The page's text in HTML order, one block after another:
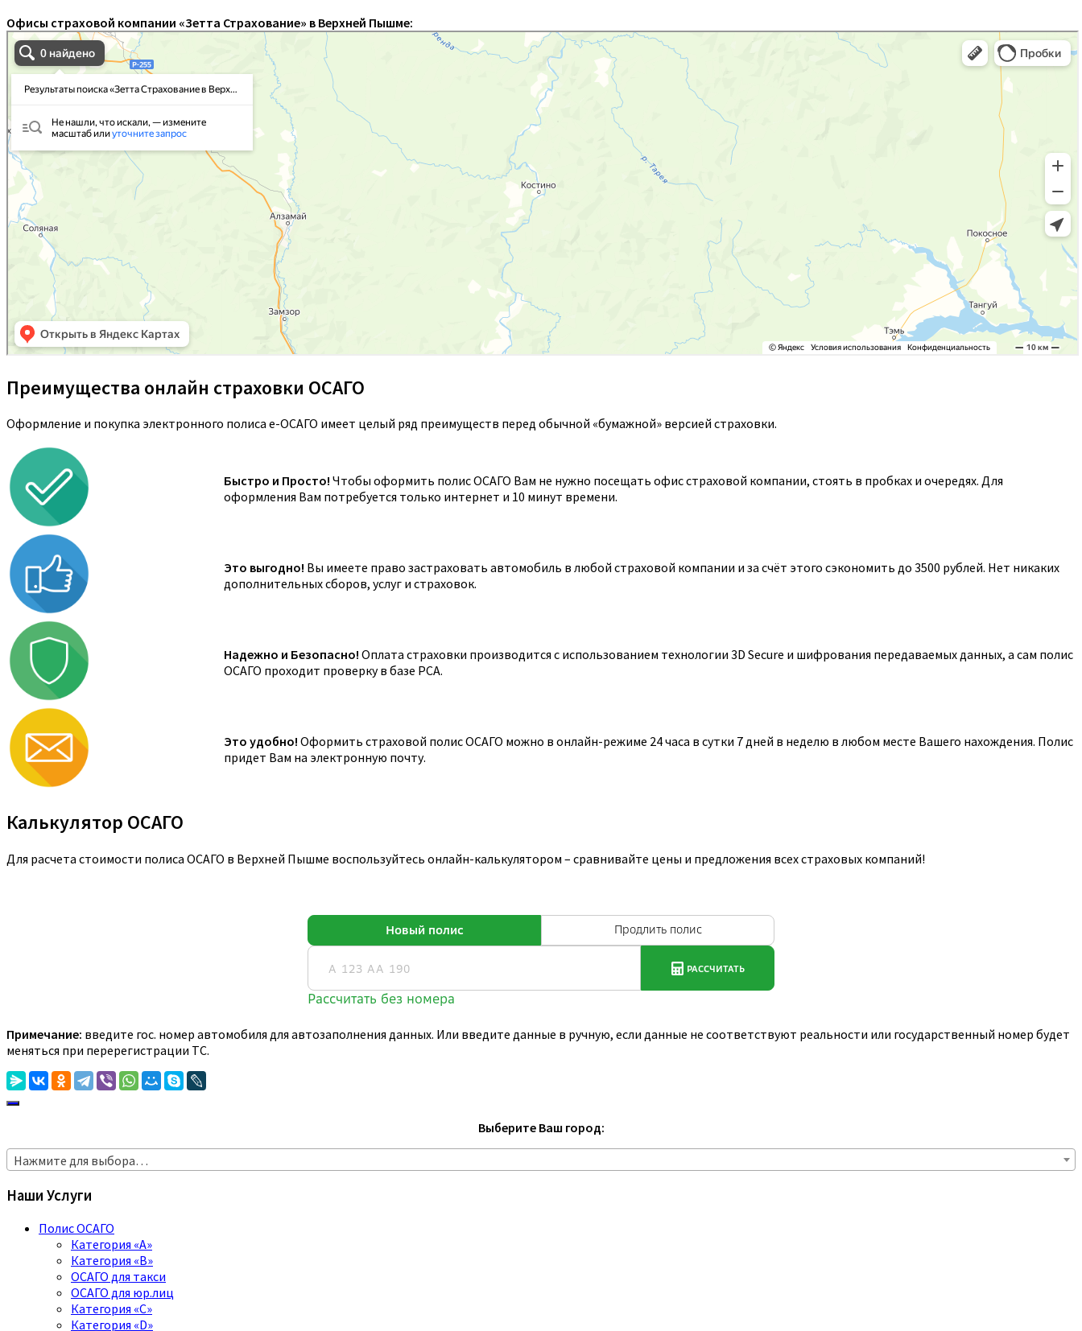
Офисы страховой компании «Зетта Страхование» в Верхней Пышме:
Преимущества онлайн страховки ОСАГО
Оформление и покупка электронного полиса е-ОСАГО имеет целый ряд преимуществ перед обычной «бумажной» версией страховки.
Быстро и Просто! Чтобы оформить полис ОСАГО Вам не нужно посещать офис страховой компании, стоять в пробках и очередях. Для
оформления Вам потребуется только интернет и 10 минут времени.
Это выгодно! Вы имеете право застраховать автомобиль в любой страховой компании и за счёт этого сэкономить до 3500 рублей. Нет никаких
дополнительных сборов, услуг и страховок.
Надежно и Безопасно! Оплата страховки производится с использованием технологии 3D Secure и шифрования передаваемых данных, а сам полис
ОСАГО проходит проверку в базе РСА.
Это удобно! Оформить страховой полис ОСАГО можно в онлайн-режиме 24 часа в сутки 7 дней в неделю в любом месте Вашего нахождения. Полис
придет Вам на электронную почту.
Калькулятор ОСАГО
Для расчета стоимости полиса ОСАГО в Верхней Пышме воспользуйтесь онлайн-калькулятором – сравнивайте цены и предложения всех страховых компаний!
Примечание: введите гос. номер автомобиля для автозаполнения данных. Или введите данные в ручную, если данные не соответствуют реальности или государственный номер будет
меняться при перерегистрации ТС.
Выберите Ваш город:
Нажмите для выбора…
Наши Услуги
Полис ОСАГО
Категория «A»
Категория «B»
ОСАГО для такси
ОСАГО для юр.лиц
Категория «C»
Категория «D»